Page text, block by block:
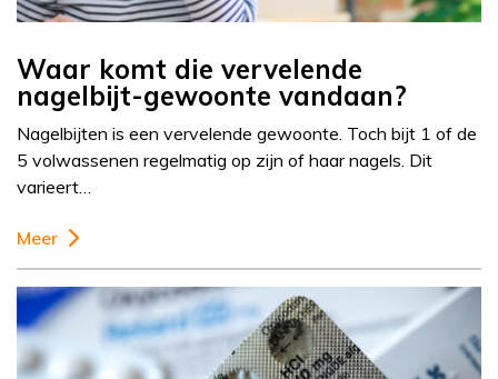
Waar komt die vervelende
nagelbijt-gewoonte vandaan?
Nagelbijten is een vervelende gewoonte. Toch bijt 1 of de
5 volwassenen regelmatig op zijn of haar nagels. Dit
varieert…
Meer